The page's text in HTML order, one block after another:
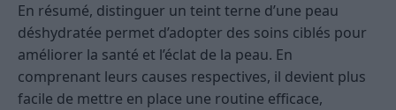
En résumé, distinguer un teint terne d’une peau
déshydratée permet d’adopter des soins ciblés pour
améliorer la santé et l’éclat de la peau. En
comprenant leurs causes respectives, il devient plus
facile de mettre en place une routine efficace,